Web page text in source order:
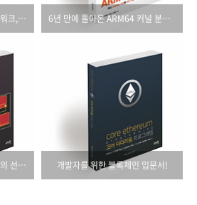
빅데이터 분석의 대세 프레임워크, 아파치 스파크 6년 만에 돌아온 ARM64 커널 분석서!
R 전문가를 위한 해들리 위컴의 선물! 개발자를 위한 블록체인 입문서!